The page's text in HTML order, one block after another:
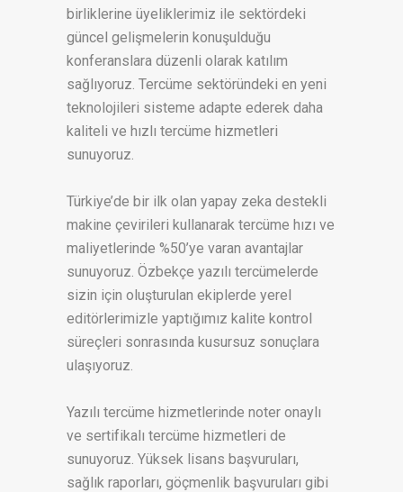
birliklerine üyeliklerimiz ile sektördeki
güncel gelişmelerin konuşulduğu
konferanslara düzenli olarak katılım
sağlıyoruz. Tercüme sektöründeki en yeni
teknolojileri sisteme adapte ederek daha
kaliteli ve hızlı tercüme hizmetleri
sunuyoruz.
Türkiye’de bir ilk olan yapay zeka destekli
makine çevirileri kullanarak tercüme hızı ve
maliyetlerinde %50’ye varan avantajlar
sunuyoruz. Özbekçe yazılı tercümelerde
sizin için oluşturulan ekiplerde yerel
editörlerimizle yaptığımız kalite kontrol
süreçleri sonrasında kusursuz sonuçlara
ulaşıyoruz.
Yazılı tercüme hizmetlerinde noter onaylı
ve sertifikalı tercüme hizmetleri de
sunuyoruz. Yüksek lisans başvuruları,
sağlık raporları, göçmenlik başvuruları gibi